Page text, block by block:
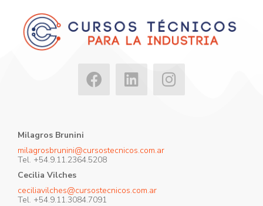
Milagros Brunini
milagrosbrunini@cursostecnicos.com.ar
Tel. +54.9.11.2364.5208
Cecilia Vilches
ceciliavilches@cursostecnicos.com.ar
Tel. +54.9.11.3084.7091